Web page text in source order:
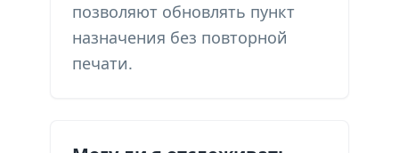
позволяют обновлять пункт
назначения без повторной
печати.